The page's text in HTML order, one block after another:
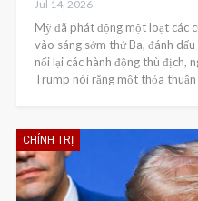
Jul 14, 2026
Mỹ đã phát động một loạt các
vào sáng sớm thứ Ba, đánh
nối lại các hành động thù địch,
Trump nói rằng một thỏa
CHÍNH TRỊ